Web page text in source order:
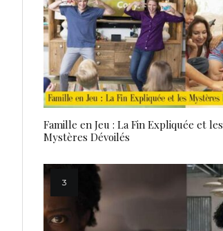
Famille en Jeu : La Fin Expliquée et les
Mystères Dévoilés